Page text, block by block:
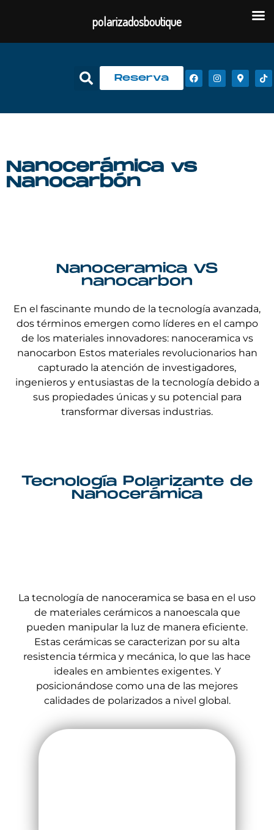
Reserva
Nanocerámica vs
Nanocarbón
Nanoceramica VS
nanocarbon
En el fascinante mundo de la tecnología avanzada,
dos términos emergen como líderes en el campo
de los materiales innovadores: nanoceramica vs
nanocarbon Estos materiales revolucionarios han
capturado la atención de investigadores,
ingenieros y entusiastas de la tecnología debido a
sus propiedades únicas y su potencial para
transformar diversas industrias.
Tecnología Polarizante de
Nanocerámica
La tecnología de nanoceramica se basa en el uso
de materiales cerámicos a nanoescala que
pueden manipular la luz de manera eficiente.
Estas cerámicas se caracterizan por su alta
resistencia térmica y mecánica, lo que las hace
ideales en ambientes exigentes. Y
posicionándose como una de las mejores
calidades de polarizados a nivel global.
polarizadosboutique